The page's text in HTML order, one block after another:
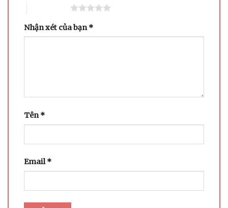
Nhận xét của bạn*
Tên*
Email*